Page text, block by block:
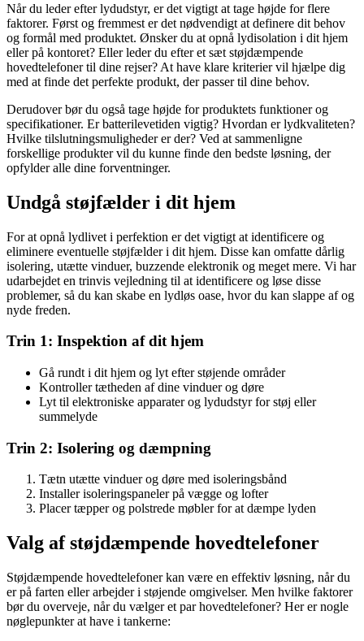
Når du leder efter lydudstyr, er det vigtigt at tage højde for flere
faktorer. Først og fremmest er det nødvendigt at definere dit behov
og formål med produktet. Ønsker du at opnå lydisolation i dit hjem
eller på kontoret? Eller leder du efter et sæt støjdæmpende
hovedtelefoner til dine rejser? At have klare kriterier vil hjælpe dig
med at finde det perfekte produkt, der passer til dine behov.
Derudover bør du også tage højde for produktets funktioner og
specifikationer. Er batterilevetiden vigtig? Hvordan er lydkvaliteten?
Hvilke tilslutningsmuligheder er der? Ved at sammenligne
forskellige produkter vil du kunne finde den bedste løsning, der
opfylder alle dine forventninger.
Undgå støjfælder i dit hjem
For at opnå lydlivet i perfektion er det vigtigt at identificere og
eliminere eventuelle støjfælder i dit hjem. Disse kan omfatte dårlig
isolering, utætte vinduer, buzzende elektronik og meget mere. Vi har
udarbejdet en trinvis vejledning til at identificere og løse disse
problemer, så du kan skabe en lydløs oase, hvor du kan slappe af og
nyde freden.
Trin 1: Inspektion af dit hjem
Gå rundt i dit hjem og lyt efter støjende områder
Kontroller tætheden af dine vinduer og døre
Lyt til elektroniske apparater og lydudstyr for støj eller
summelyde
Trin 2: Isolering og dæmpning
Tætn utætte vinduer og døre med isoleringsbånd
Installer isoleringspaneler på vægge og lofter
Placer tæpper og polstrede møbler for at dæmpe lyden
Valg af støjdæmpende hovedtelefoner
Støjdæmpende hovedtelefoner kan være en effektiv løsning, når du
er på farten eller arbejder i støjende omgivelser. Men hvilke faktorer
bør du overveje, når du vælger et par hovedtelefoner? Her er nogle
nøglepunkter at have i tankerne: